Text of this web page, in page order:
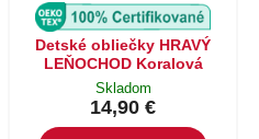
Detské obliečky HRAVÝ
LEŇOCHOD Koralová
Skladom
14,90 €